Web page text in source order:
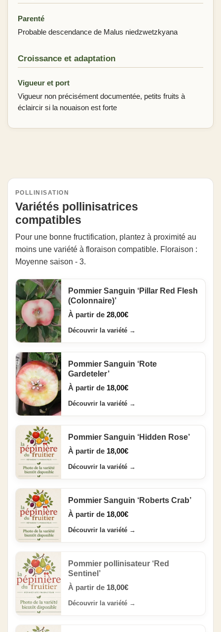
Parenté
Probable descendance de Malus niedzwetzkyana
Croissance et adaptation
Vigueur et port
Vigueur non précisément documentée, petits fruits à
éclaircir si la nouaison est forte
POLLINISATION
Variétés pollinisatrices
compatibles
Pour une bonne fructification, plantez à proximité au
moins une variété à floraison compatible. Floraison :
Moyenne saison - 3.
Pommier Sanguin ‘Pillar Red Flesh
(Colonnaire)’
À partir de 28,00€
Découvrir la variété →
Pommier Sanguin ‘Rote
Gardeteler’
À partir de 18,00€
Découvrir la variété →
Pommier Sanguin ‘Hidden Rose’
À partir de 18,00€
Découvrir la variété →
Pommier Sanguin ‘Roberts Crab’
À partir de 18,00€
Découvrir la variété →
Pommier pollinisateur ‘Red
Sentinel’
À partir de 18,00€
Découvrir la variété →